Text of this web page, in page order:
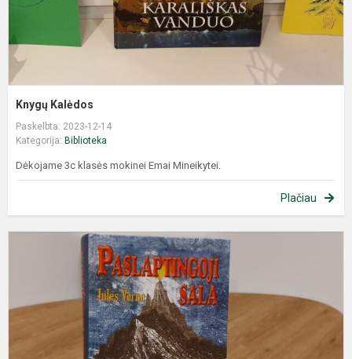
Knygų Kalėdos
Paskelbta: 2023-12-14
Kategorija: Biblioteka
Dėkojame 3c klasės mokinei Emai Mineikytei.
Plačiau